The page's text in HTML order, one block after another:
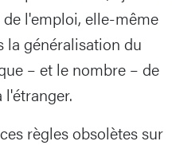
l'emploi, elle-même
la généralisation du
– et le nombre – de
règles obsolètes sur